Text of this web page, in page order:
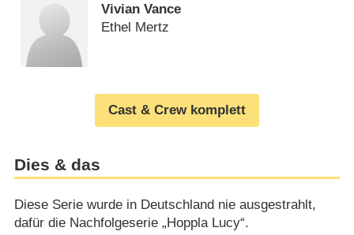
Vivian Vance
Ethel Mertz
Cast & Crew komplett
Dies & das
Diese Serie wurde in Deutschland nie ausgestrahlt,
dafür die Nachfolgeserie „Hoppla Lucy“.